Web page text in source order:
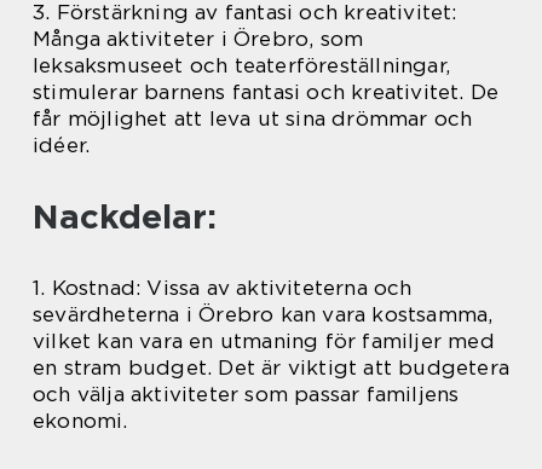
3. Förstärkning av fantasi och kreativitet:
Många aktiviteter i Örebro, som
leksaksmuseet och teaterföreställningar,
stimulerar barnens fantasi och kreativitet. De
får möjlighet att leva ut sina drömmar och
idéer.
Nackdelar:
1. Kostnad: Vissa av aktiviteterna och
sevärdheterna i Örebro kan vara kostsamma,
vilket kan vara en utmaning för familjer med
en stram budget. Det är viktigt att budgetera
och välja aktiviteter som passar familjens
ekonomi.